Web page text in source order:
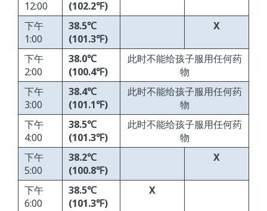
12:00
(102.2℉)
下午
1:00
38.5℃
(101.3℉)
X
下午
2:00
38.0℃
(100.4℉)
此时不能给孩子服用任何药
物
下午
3:00
38.4℃
(101.1℉)
此时不能给孩子服用任何药
物
下午
4:00
38.5℃
(101.3℉)
此时不能给孩子服用任何药
物
下午
5:00
38.2℃
(100.8℉)
X
下午
6:00
38.5℃
(101.3℉)
X